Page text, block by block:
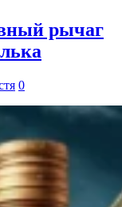
рычаг
0